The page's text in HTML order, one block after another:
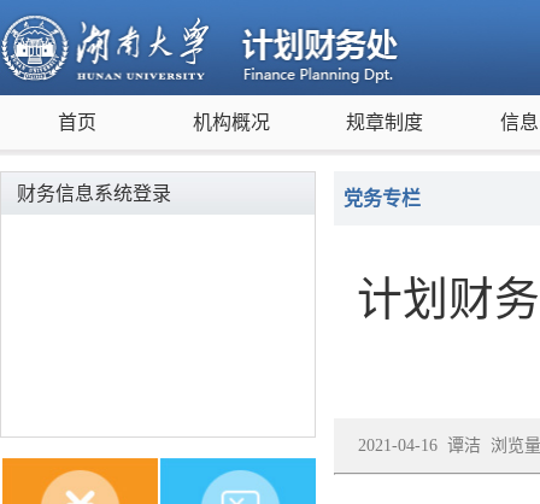
首页 机构概况 规章制度 信
财务信息系统登录 党务专栏
计划财
2021-04-16 谭洁 浏览